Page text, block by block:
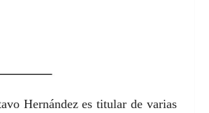
Hernández es titular de varias